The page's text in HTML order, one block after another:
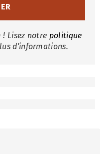
! Lisez notre politique
d'informations.